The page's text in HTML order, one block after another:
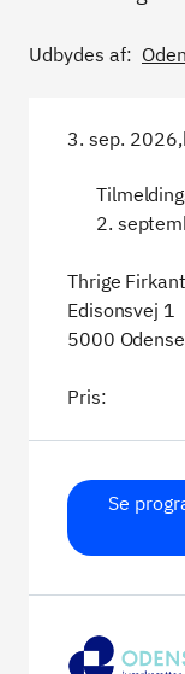
Udbydes af:
3. sep. 2026,
2.
Thrige
Edisonsvej 1
5000
Pris:
Se